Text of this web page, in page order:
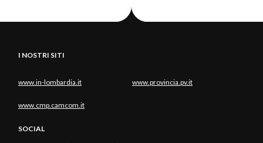
I NOSTRI SITI
www.in-lombardia.it www.provincia.pv.it
www.cmp.camcom.it
SOCIAL